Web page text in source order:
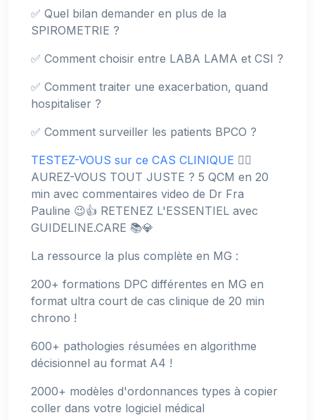
✅ Quel bilan demander en plus de la
SPIROMETRIE ?
✅ Comment choisir entre LABA LAMA et CSI ?
✅ Comment traiter une exacerbation, quand
hospitaliser ?
✅ Comment surveiller les patients BPCO ?
TESTEZ-VOUS sur ce CAS CLINIQUE 👉🏻
AUREZ-VOUS TOUT JUSTE ? 5 QCM en 20
min avec commentaires video de Dr Fra
Pauline 😉👍 RETENEZ L'ESSENTIEL avec
GUIDELINE.CARE 📚💎
La ressource la plus complète en MG :
200+ formations DPC différentes en MG en
format ultra court de cas clinique de 20 min
chrono !
600+ pathologies résumées en algorithme
décisionnel au format A4 !
2000+ modèles d'ordonnances types à copier
coller dans votre logiciel médical